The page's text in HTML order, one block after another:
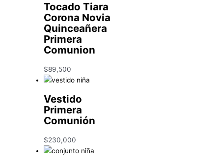
Tocado Tiara
Corona Novia
Quinceañera
Primera
Comunion
$89,500
Vestido
Primera
Comunión
$230,000